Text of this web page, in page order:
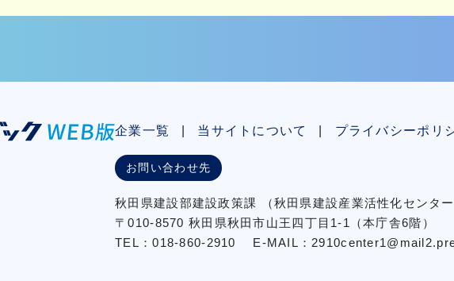
企業一覧 当サイトについて プライバシーポリ
お問い合わせ先
秋⽥県建設部建設政策課
（秋⽥県建設産業活性化センタ
〒010-8570 秋田県秋田市⼭王四丁⽬1-1（本庁舎6階）
TEL：018-860-2910 E-MAIL：